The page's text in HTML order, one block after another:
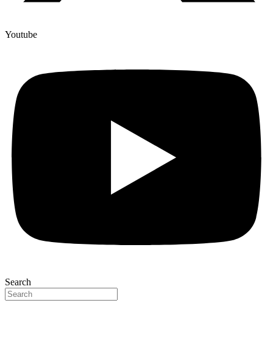
Youtube
Search